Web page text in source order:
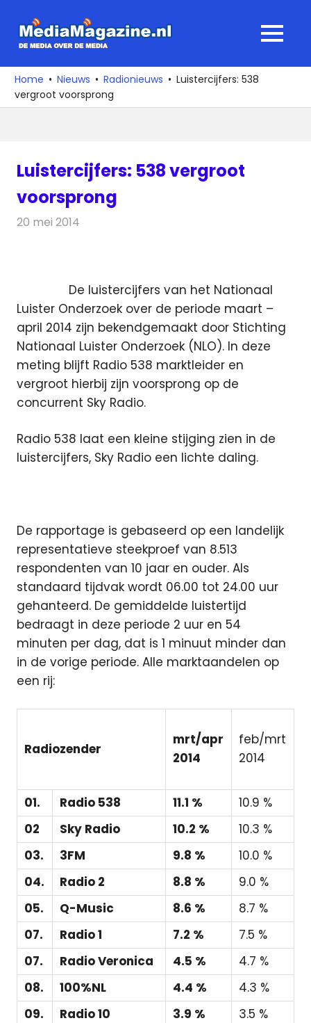
naar
media
over
de
MENU
Home Nieuws Radionieuws
Luistercijfers: 538
vergroot voorsprong
Luistercijfers: 538 vergroot
voorsprong
20 mei 2014
De luistercijfers van het Nationaal
Luister Onderzoek over de periode maart –
april 2014 zijn bekendgemaakt door Stichting
Nationaal Luister Onderzoek (NLO). In deze
meting blijft Radio 538 marktleider en
vergroot hierbij zijn voorsprong op de
concurrent Sky Radio.
Radio 538 laat een kleine stijging zien in de
luistercijfers, Sky Radio een lichte daling.
De rapportage is gebaseerd op een landelijk
representatieve steekproef van 8.513
respondenten van 10 jaar en ouder. Als
standaard tijdvak wordt 06.00 tot 24.00 uur
gehanteerd. De gemiddelde luistertijd
bedraagt in deze periode 2 uur en 54
minuten per dag, dat is 1 minuut minder dan
in de vorige periode. Alle marktaandelen op
een rij:
Radiozender
mrt/apr
2014
feb/mrt
2014
01. Radio 538 11.1 %
10.9 %
02
Sky Radio 10.2 %
10.3 %
03.
3FM 9.8 %
10.0 %
04.
Radio 2 8.8 %
9.0 %
05.
Q-Music 8.6 %
8.7 %
07.
Radio 1 7.2 %
7.5 %
07.
Radio Veronica 4.5 %
4.7 %
08.
100%NL 4.4 %
4.3 %
09.
Radio 10 3.9 %
3.5 %